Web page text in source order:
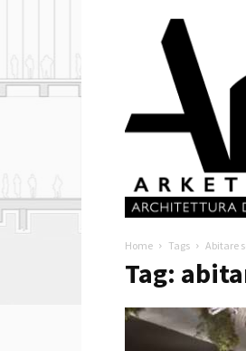
Arketipo
Home Tags Abitare
Tag: